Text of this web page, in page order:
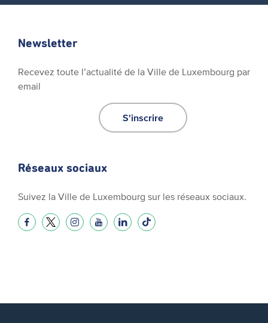
Newsletter
Recevez toute l’actualité de la Ville de Luxembourg par
email
S'inscrire
Réseaux sociaux
Suivez la Ville de Luxembourg sur les réseaux sociaux.